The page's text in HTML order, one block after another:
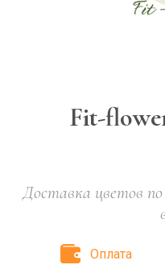
Fit-
Доставка цветов
Оплата